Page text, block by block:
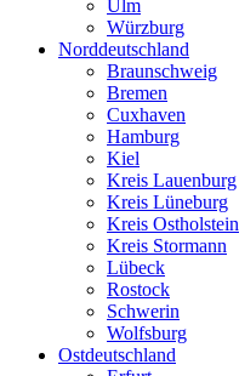
Ulm
Würzburg
Norddeutschland
Braunschweig
Bremen
Cuxhaven
Hamburg
Kiel
Kreis Lauenburg
Kreis Lüneburg
Kreis Ostholstein
Kreis Stormann
Lübeck
Rostock
Schwerin
Wolfsburg
Ostdeutschland